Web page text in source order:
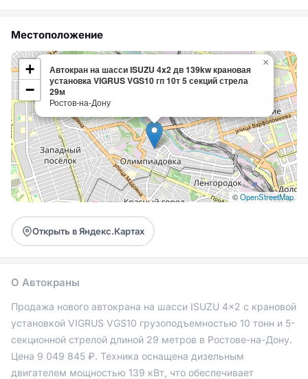
Местоположение
Автокран на шасси ISUZU 4x2 дв 139kw крановая
установка VIGRUS VGS10 гп 10т 5 секций стрела
29м
Ростов-на-Дону
×
+
−
©OpenStreetMap
Открыть в Яндекс.Картах
О Автокраны
Продажа нового автокрана на шасси ISUZU 4x2 с крановой
установкой VIGRUS VGS10 грузоподъемностью 10 тонн и 5-
секционной стрелой длиной 29 метров в Ростове-на-Дону.
Цена 9 049 845 ₽. Техника оснащена дизельным
двигателем мощностью 139 кВт, что обеспечивает